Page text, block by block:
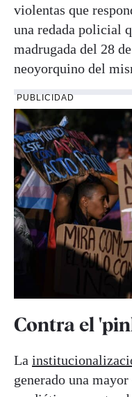
violentas que
una redada policial
madrugada del 28
neoyorquino del
PUBLICIDAD
Contra el
La
generado una